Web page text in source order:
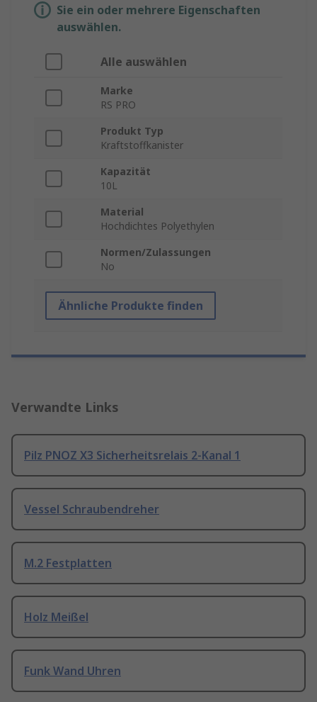
Sie ein oder mehrere Eigenschaften
auswählen.
Alle auswählen
Marke
RS PRO
Produkt Typ
Kraftstoffkanister
Kapazität
10L
Material
Hochdichtes Polyethylen
Normen/Zulassungen
No
Ähnliche Produkte finden
Verwandte Links
Pilz PNOZ X3 Sicherheitsrelais 2-Kanal 1
Vessel Schraubendreher
M.2 Festplatten
Holz Meißel
Funk Wand Uhren